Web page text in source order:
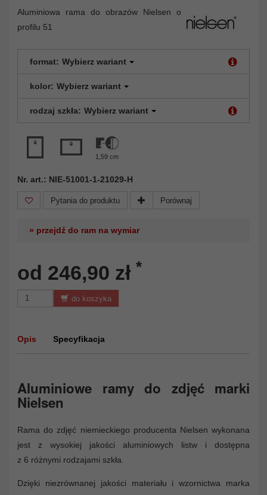
Aluminiowa rama do obrazów Nielsen o
profilu 51
format: Wybierz wariant
kolor: Wybierz wariant
rodzaj szkła: Wybierz wariant
1,59 cm
Nr. art.: NIE-51001-1-21029-H
Pytania do produktu Porównaj
» przejdź do ram na wymiar
od 246,90 zł *
do koszyka
Opis Specyfikacja
Aluminiowe ramy do zdjęć marki
Nielsen
Rama do zdjęć niemieckiego producenta Nielsen wykonana
jest z wysokiej jakości aluminiowych listw i dostępna
z 6 różnymi rodzajami szkła.
Dzięki niezrównanej jakości materiału i wzornictwa marka